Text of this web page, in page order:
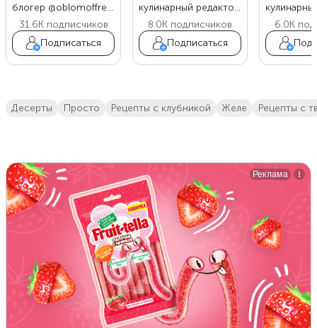
блогер @oblomoffrecipe
31.6Kподписчиков
Подписаться
кулинарный редактор Food.ru
8.0K подписчиков
Подписаться
6.0K
десерты просто Рецепты с клубникой желе Рецепты с